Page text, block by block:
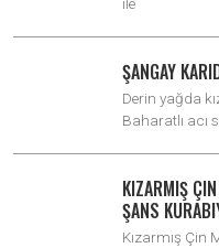
ŞANGAY
Derin yağda
Baharatlı acı
KIZARMIŞ
ŞANS
Kızarmış Çin